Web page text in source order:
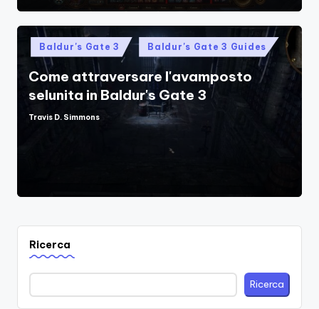
Posted
in
Baldur's Gate 3 Baldur's Gate 3 Guides
Come attraversare l'avamposto
selunita in Baldur's Gate 3
Posted
Travis D. Simmons
Ricerca
Ricerca